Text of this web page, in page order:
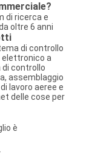
di ricerca e
oltre 6 anni
di controllo
elettronico a
controllo
assemblaggio
lavoro aeree e
delle cose per
è